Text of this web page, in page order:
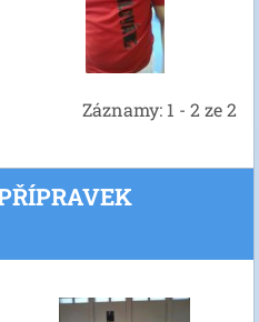
Záznamy: 1 - 2 ze 2